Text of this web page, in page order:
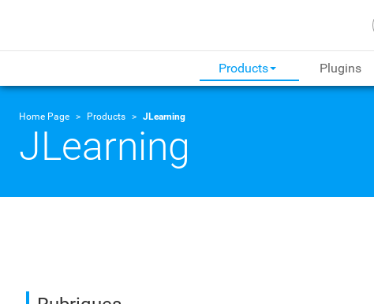
Products Plugins
Home Page Products JLearning
JLearning